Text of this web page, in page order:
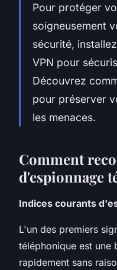
Pour protéger
soigneusement
sécurité,
VPN pour
Découvrez
pour préserver
les menaces.
Comment
d'espionnage
Indices courants
L'un des premiers
téléphonique est une
rapidement sans